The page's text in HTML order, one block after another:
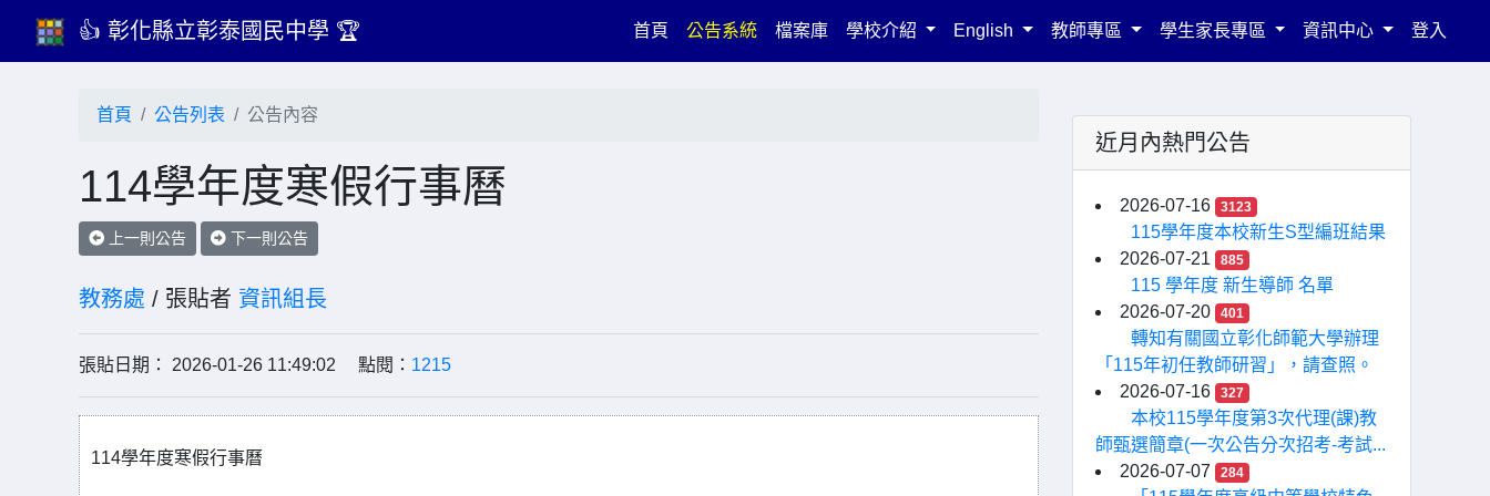
👍 彰化縣立彰泰國民中學 🏆 首頁(current)
公告系統 檔案庫 學校介紹 English 教師專區 學生家長專區 資訊中心 登入
首頁 公告列表 公告內容
114學年度寒假行事曆
上一則公告 下一則公告
教務處 / 張貼者 資訊組長
張貼日期： 2026-01-26 11:49:02 點閱： 1215
114學年度寒假行事曆
近月內熱門公告
2026-07-16 3123
115學年度本校新生S型編班結果
2026-07-21
885
115 學年度 新生導師 名單
2026-07-20
401
轉知有關國立彰化師範大學辦理
「115年初任教師研習」，請查照。
2026-07-16
327
本校115學年度第3次代理(課)教
師甄選簡章(一次公告分次招考-考試...
2026-07-07
284